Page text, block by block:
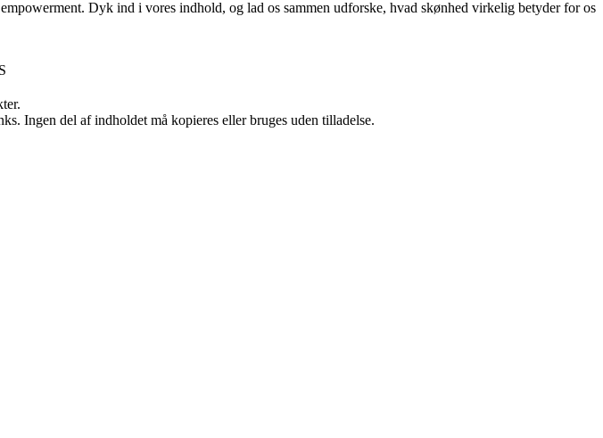
Dyk ind i vores indhold, og lad os sammen udforske, hvad skønhed virkelig betyder for os
Ingen del af indholdet må kopieres eller bruges uden tilladelse.